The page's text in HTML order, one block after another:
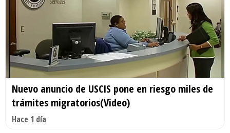
Nuevo anuncio de USCIS pone en riesgo miles de
trámites migratorios(Video)
Hace 1 día